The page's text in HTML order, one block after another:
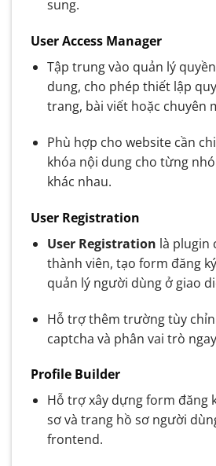
sung.
User Access Manager
Tập trung vào quản lý
dung, cho phép thiết lập
trang, bài viết hoặc chuyên
Phù hợp cho website cần
khóa nội dung cho từng
khác nhau.
User Registration
User Registration là plugin
thành viên, tạo form đăng
quản lý người dùng ở giao
Hỗ trợ thêm trường tùy
captcha và phân vai trò
Profile Builder
Hỗ trợ xây dựng form đăng
sơ và trang hồ sơ người
frontend.